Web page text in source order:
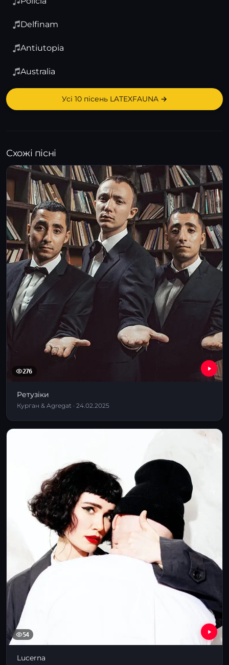
Delfinam
Antiutopia
Australia
Усі 10 пісень LATEXFAUNA →
Схожі пісні
276
Ретузіки
Курган & Agregat · 24.02.2025
54
Lucerna